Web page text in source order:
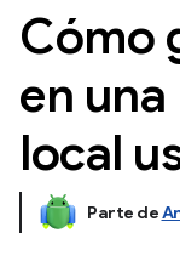
Cómo
en
local
Parte de